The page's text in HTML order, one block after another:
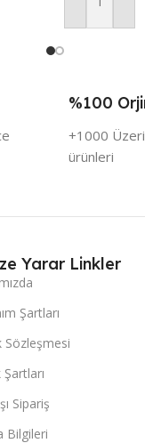
Sepete Ekle
%100
+1000
ürünleri
Yarar Linkler
Şartları
Sözleşmesi
Sipariş
Bilgileri